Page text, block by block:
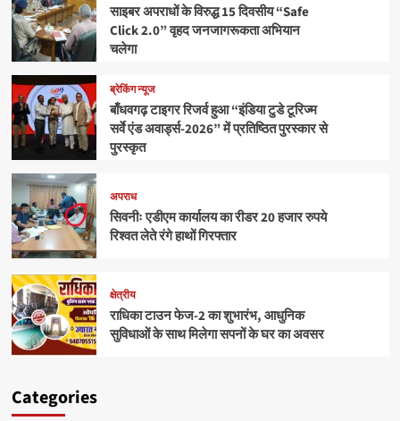
साइबर अपराधों के विरुद्ध 15 दिवसीय “Safe
Click 2.0” वृहद जनजागरूकता अभियान
चलेगा
ब्रेकिंग न्यूज
बाँधवगढ़ टाइगर रिजर्व हुआ “इंडिया टुडे टूरिज्म
सर्वे एंड अवार्ड्स-2026” में प्रतिष्ठित पुरस्कार से
पुरस्कृत
अपराध
सिवनीः एडीएम कार्यालय का रीडर 20 हजार रुपये
रिश्वत लेते रंगे हाथों गिरफ्तार
क्षेत्रीय
राधिका टाउन फेज-2 का शुभारंभ, आधुनिक
सुविधाओं के साथ मिलेगा सपनों के घर का अवसर
Categories